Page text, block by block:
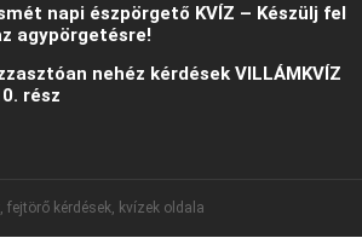
napi észpörgető KVÍZ – Készülj fel
agypörgetésre!
nehéz kérdések VILLÁMKVÍZ
rész
fejtörő kérdések, kvízek oldala